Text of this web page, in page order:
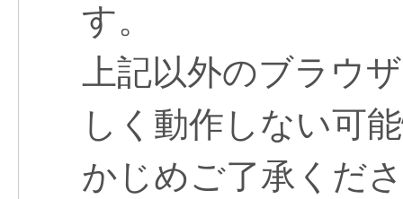
す。
上記以外のブラウ
しく動作しない可
かじめご了承くだ